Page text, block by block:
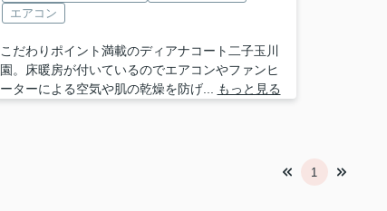
エアコン
こだわりポイント満載のディアナコート二子玉川
園。床暖房が付いているのでエアコンやファンヒ
ーターによる空気や肌の乾燥を防げ...
もっと見る
1